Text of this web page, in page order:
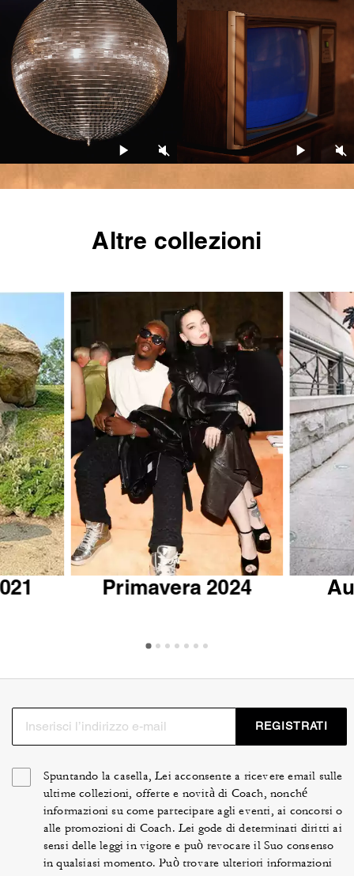
Altre collezioni
Primavera 2024
REGISTRATI
Spuntando la casella, Lei acconsente a ricevere email sulle
ultime collezioni, offerte e novità di Coach, nonché
informazioni su come partecipare agli eventi, ai concorsi o
alle promozioni di Coach. Lei gode di determinati diritti ai
sensi delle leggi in vigore e può revocare il Suo consenso
in qualsiasi momento. Può trovare ulteriori informazioni